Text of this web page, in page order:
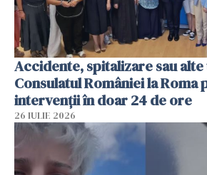
Accidente, spitalizare sau
Consulatul României la Roma
intervenții în doar 24 de ore
26 IULIE 2026